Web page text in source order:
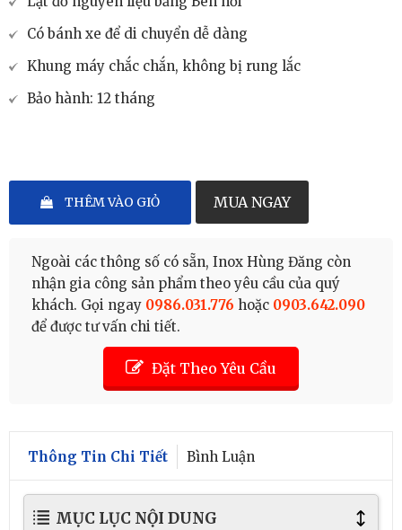
Có bánh xe để di chuyển dễ dàng
Khung máy chắc chắn, không bị rung lắc
Bảo hành: 12 tháng
THÊM VÀO GIỎ MUA NGAY
Ngoài các thông số có sẵn, Inox Hùng Đăng còn
nhận gia công sản phẩm theo yêu cầu của quý
khách. Gọi ngay 0986.031.776 hoặc 0903.642.090
để được tư vấn chi tiết.
Đặt Theo Yêu Cầu
Thông Tin Chi Tiết Bình Luận
MỤC LỤC NỘI DUNG